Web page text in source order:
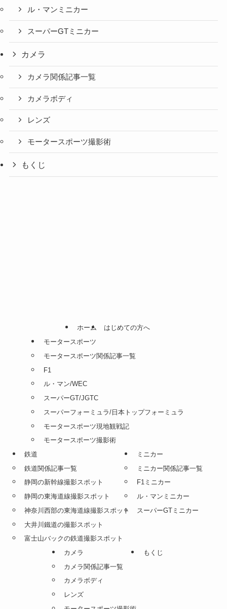
ル・マンミニカー
スーパーGTミニカー
カメラ
カメラ関係記事一覧
カメラボディ
レンズ
モータースポーツ撮影術
もくじ
ホーム
はじめての方へ
モータースポーツ
モータースポーツ関係記事一覧
F1
ル・マン/WEC
スーパーGT/JGTC
スーパーフォーミュラ/日本トップフォーミュラ
モータースポーツ現地観戦記
モータースポーツ撮影術
鉄道
鉄道関係記事一覧
静岡の新幹線撮影スポット
静岡の東海道線撮影スポット
神奈川西部の東海道線撮影スポット
大井川鐵道の撮影スポット
富士山バックの鉄道撮影スポット
ミニカー
ミニカー関係記事一覧
F1ミニカー
ル・マンミニカー
スーパーGTミニカー
カメラ
カメラ関係記事一覧
カメラボディ
レンズ
もくじ